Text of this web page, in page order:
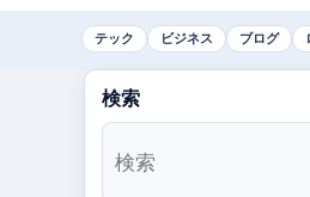
テック ビジネス ブログ
検索